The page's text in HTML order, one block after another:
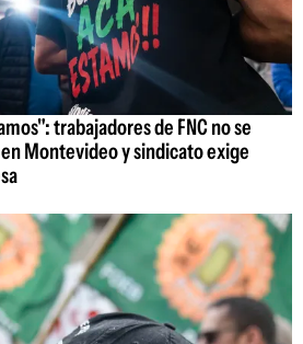
trabajadores de FNC no se
Montevideo y sindicato exige